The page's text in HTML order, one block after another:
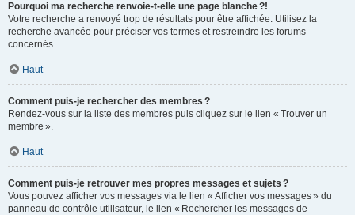
Pourquoi ma recherche renvoie-t-elle une page blanche ?!
Votre recherche a renvoyé trop de résultats pour être affichée. Utilisez la
recherche avancée pour préciser vos termes et restreindre les forums
concernés.
Haut
Comment puis-je rechercher des membres ?
Rendez-vous sur la liste des membres puis cliquez sur le lien « Trouver un
membre ».
Haut
Comment puis-je retrouver mes propres messages et sujets ?
Vous pouvez afficher vos messages via le lien « Afficher vos messages » du
panneau de contrôle utilisateur, le lien « Rechercher les messages de